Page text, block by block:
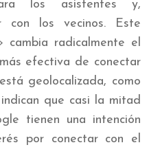
los asistentes y,
con los vecinos. Este
radicalmente el
efectiva de conectar
geolocalizada, como
que casi la mitad
tienen una intención
por conectar con el